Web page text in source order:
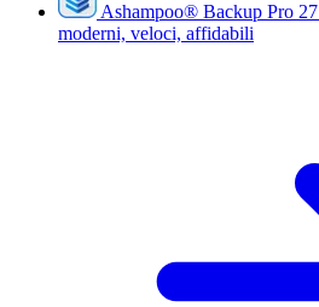
Ashampoo® Backup Pro 27
moderni, veloci, affidabili